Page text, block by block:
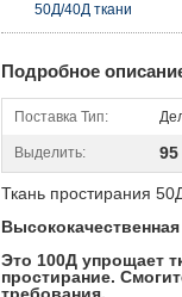
50Д/40Д ткани
Подробное
Поставка Тип:
Выделить:
Ткань простирания
Это 100Д упрощает
простирание.